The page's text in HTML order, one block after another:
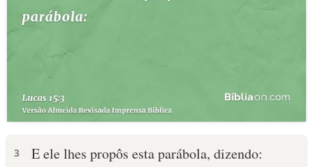
3 E ele lhes propôs esta parábola, dizendo: